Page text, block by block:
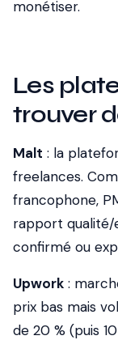
monétiser.
Les
trouver
Malt : la
freelances.
francophone,
rapport qualité/
confirmé ou
Upwork :
prix bas mais
de 20 % (puis